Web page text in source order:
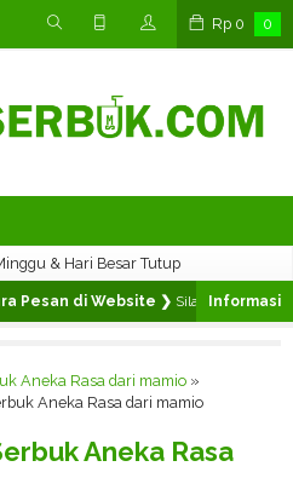
Rp 0 0
& Hari Besar Tutup
Pesan di Website ❯Silahkan pilih
Aneka Rasa dari mamio »
Aneka Rasa dari mamio
Aneka Rasa